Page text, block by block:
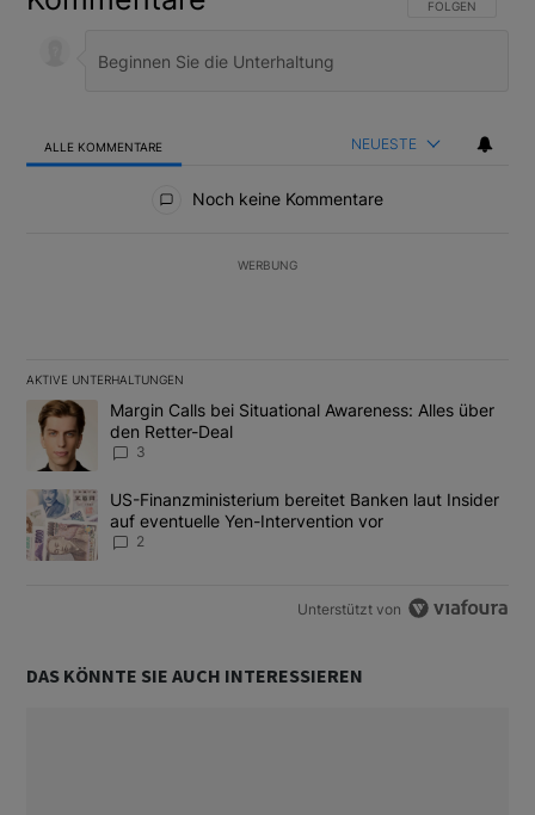
FOLGE DIESER
FOLGEN
ALLE KOMMENTARE NEUESTE
Noch keine Kommentare
WERBUNG
AKTIVE UNTERHALTUNGEN
Das Folgende ist eine Liste der am meisten kommentierten
Ein Trendartikel mit dem Titel "Margin Calls bei Situational
Margin Calls bei Situational Awareness: Alles über
den Retter-Deal
3
Ein Trendartikel mit dem Titel "US-Finanzministerium bereitet
US-Finanzministerium bereitet Banken laut Insider
auf eventuelle Yen-Intervention vor
2
Unterstützt von
DAS KÖNNTE SIE AUCH INTERESSIEREN